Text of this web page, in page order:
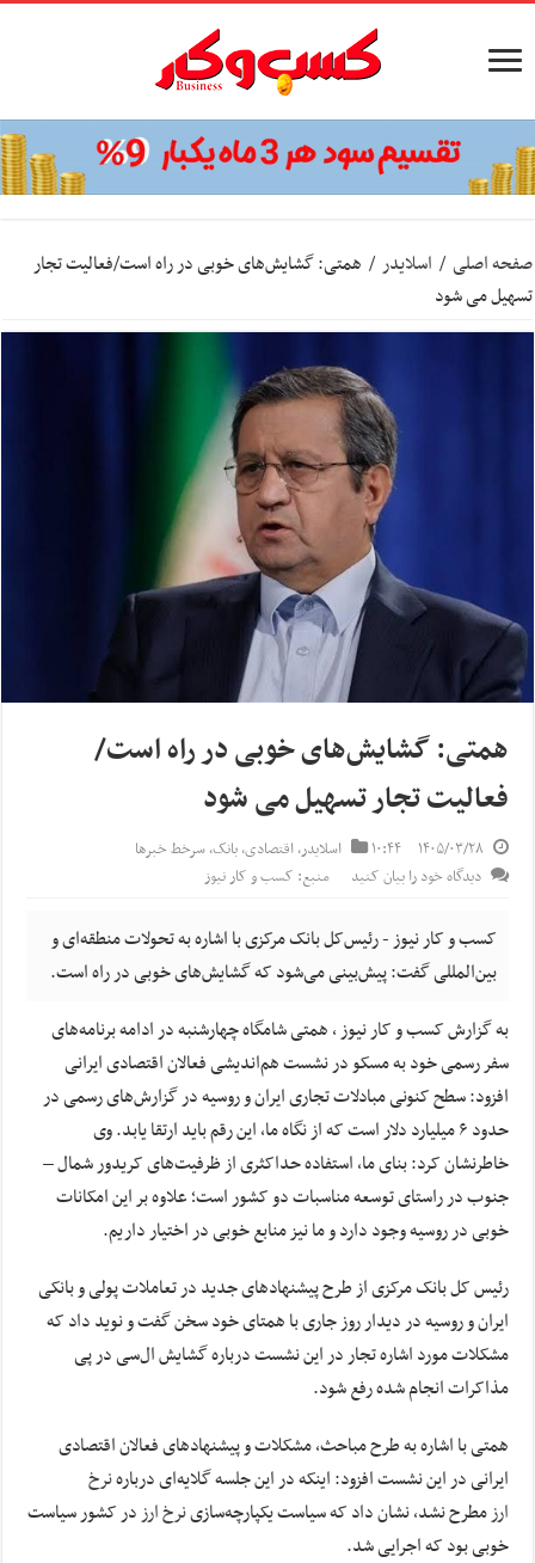
صفحه اصلی / اسلایدر / همتی: گشایش‌های خوبی در راه است/فعالیت تجار
تسهیل می شود
همتی: گشایش‌های خوبی در راه است/
فعالیت تجار تسهیل می شود
۱۴۰۵/۰۳/۲۸ ۱۰:۴۴ اسلایدر,اقتصادی,بانک,سرخط خبرها
دیدگاه خود را بیان کنید
منبع: کسب و کار نیوز
کسب و کار نیوز - رئیس‌کل بانک مرکزی با اشاره به تحولات منطقه‌ای و
بین‌المللی گفت: پیش‌بینی می‌شود که گشایش‌های خوبی در راه است.
به گزارش کسب و کار نیوز ، همتی شامگاه چهارشنبه در ادامه برنامه‌های
سفر رسمی خود به مسکو در نشست هم‌اندیشی فعالان اقتصادی ایرانی
افزود: سطح کنونی مبادلات تجاری ایران و روسیه در گزارش‌های رسمی در
حدود ۶ میلیارد دلار است که از نگاه ما، این رقم باید ارتقا یابد. وی
خاطرنشان کرد: بنای ما،‌ استفاده حداکثری از ظرفیت‌های کریدور شمال –
جنوب در راستای توسعه مناسبات دو کشور است؛‌ علاوه بر این امکانات
خوبی در روسیه وجود دارد و ما نیز منابع خوبی در اختیار داریم.
رئیس کل بانک مرکزی از طرح‌ پیشنهادهای جدید در تعاملات پولی و بانکی
ایران و روسیه در دیدار روز جاری با همتای خود سخن گفت و نوید داد که
مشکلات مورد اشاره تجار در این نشست درباره گشایش ال‌سی در پی
مذاکرات انجام شده رفع شود.
همتی با اشاره به طرح مباحث، مشکلات و پیشنهادهای فعالان اقتصادی
ایرانی در این نشست افزود: اینکه در این جلسه گلایه‌ای دربارهنرخ
ارزمطرح نشد، نشان داد که سیاست یکپارچه‌سازینرخ ارزدر کشور سیاست
خوبی بود که اجرایی شد.